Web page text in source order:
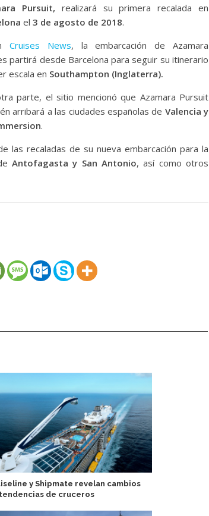
Pursuit, realizará su primera recalada en
el 3 de agosto de 2018.
Cruises News, la embarcación de Azamara
partirá desde Barcelona para seguir su itinerario
escala en Southampton (Inglaterra).
parte, el sitio mencionó que Azamara Pursuit
arribará a las ciudades españolas de Valencia y
.
las recaladas de su nueva embarcación para la
Antofagasta y San Antonio, así como otros
y Shipmate revelan cambios
de cruceros